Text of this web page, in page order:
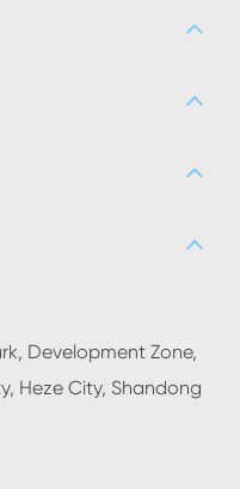
Development Zone,
Heze City, Shandong